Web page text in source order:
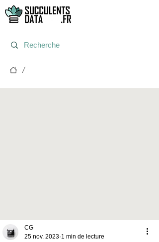
/
CG
25 nov. 2023 1 min de lecture